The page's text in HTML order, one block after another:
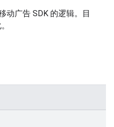
动广告 SDK 的逻辑。目